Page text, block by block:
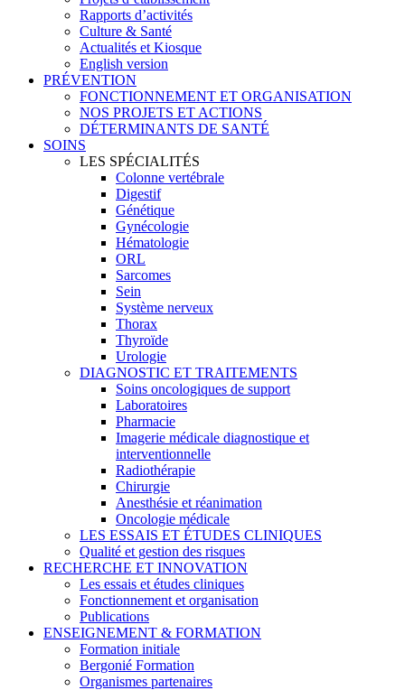
Rapports d’activités
Culture & Santé
Actualités et Kiosque
English version
PRÉVENTION
FONCTIONNEMENT ET ORGANISATION
NOS PROJETS ET ACTIONS
DÉTERMINANTS DE SANTÉ
SOINS
LES SPÉCIALITÉS
Colonne vertébrale
Digestif
Génétique
Gynécologie
Hématologie
ORL
Sarcomes
Sein
Système nerveux
Thorax
Thyroïde
Urologie
DIAGNOSTIC ET TRAITEMENTS
Soins oncologiques de support
Laboratoires
Pharmacie
Imagerie médicale diagnostique et
interventionnelle
Radiothérapie
Chirurgie
Anesthésie et réanimation
Oncologie médicale
LES ESSAIS ET ÉTUDES CLINIQUES
Qualité et gestion des risques
RECHERCHE ET INNOVATION
Les essais et études cliniques
Fonctionnement et organisation
Publications
ENSEIGNEMENT & FORMATION
Formation initiale
Bergonié Formation
Organismes partenaires